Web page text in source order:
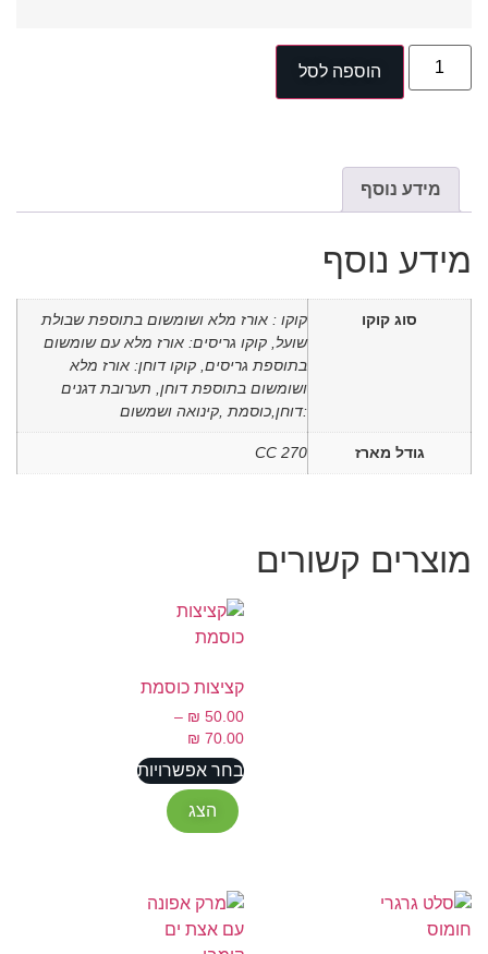
הוספה לסל
מידע נוסף
מידע נוסף
סוג קוקו
קוקו : אורז מלא ושומשום בתוספת שבולת
שועל, קוקו גריסים: אורז מלא עם שומשום
בתוספת גריסים, קוקו דוחן: אורז מלא
ושומשום בתוספת דוחן, תערובת דגנים
:דוחן,כוסמת ,קינואה ושמשום
גודל מארז 270 CC
מוצרים קשורים
קציצות כוסמת
₪ 50.00
–
₪ 70.00
בחר אפשרויות
הצג